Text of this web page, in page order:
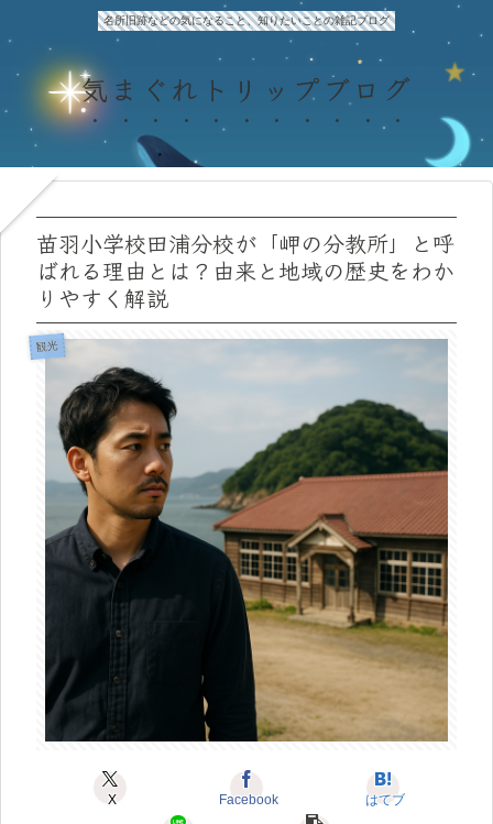
名所旧跡などの気になること、知りたいことの雑記ブログ
気まぐれトリップブログ
苗羽小学校田浦分校が「岬の分教所」と呼
ばれる理由とは？由来と地域の歴史をわか
りやすく解説
観光
X Facebook はてブ